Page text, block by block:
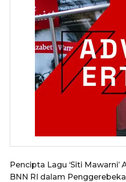
Pencipta Lagu ‘Siti Mawarni’
BNN RI dalam